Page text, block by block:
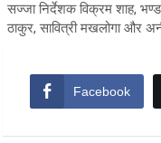
सज्जा निर्देशक विक्रम शाह,
ठाकुर, सावित्री मखलोगा और
Facebook